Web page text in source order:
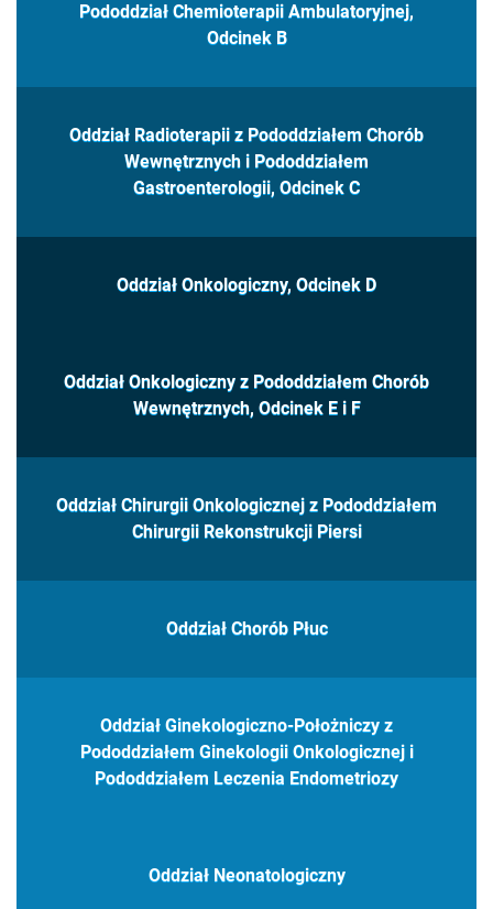
Pododdział Chemioterapii Ambulatoryjnej,
Odcinek B
Oddział Radioterapii z Pododdziałem Chorób
Wewnętrznych i Pododdziałem
Gastroenterologii, Odcinek C
Oddział Onkologiczny, Odcinek D
Oddział Onkologiczny z Pododdziałem Chorób
Wewnętrznych, Odcinek E i F
Oddział Chirurgii Onkologicznej z Pododdziałem
Chirurgii Rekonstrukcji Piersi
Oddział Chorób Płuc
Oddział Ginekologiczno-Położniczy z
Pododdziałem Ginekologii Onkologicznej i
Pododdziałem Leczenia Endometriozy
Oddział Neonatologiczny